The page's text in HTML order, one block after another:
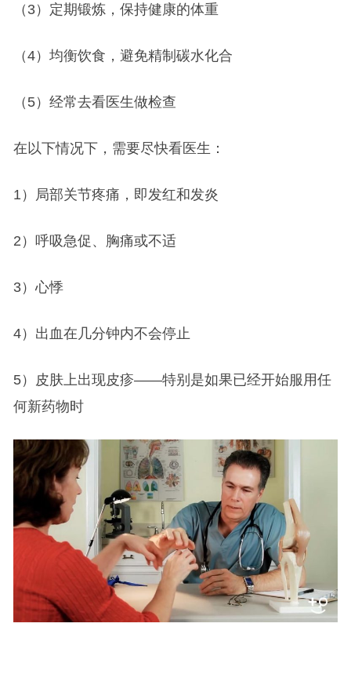
（3）定期锻炼，保持健康的体重
（4）均衡饮食，避免精制碳水化合
（5）经常去看医生做检查
在以下情况下，需要尽快看医生：
1）局部关节疼痛，即发红和发炎
2）呼吸急促、胸痛或不适
3）心悸
4）出血在几分钟内不会停止
5）皮肤上出现皮疹——特别是如果已经开始服用任
何新药物时